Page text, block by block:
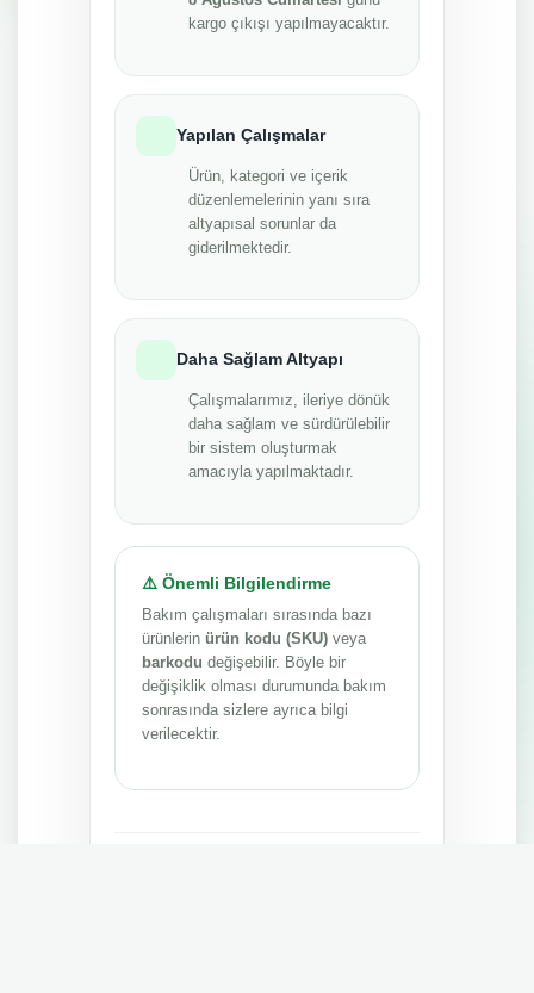
kargo çıkışı yapılmayacaktır.
Yapılan Çalışmalar
Ürün, kategori ve içerik
düzenlemelerinin yanı sıra
altyapısal sorunlar da
giderilmektedir.
Daha Sağlam Altyapı
Çalışmalarımız, ileriye dönük
daha sağlam ve sürdürülebilir
bir sistem oluşturmak
amacıyla yapılmaktadır.
⚠️ Önemli Bilgilendirme
Bakım çalışmaları sırasında bazı
ürünlerin ürün kodu (SKU) veya
barkodu değişebilir. Böyle bir
değişiklik olması durumunda bakım
sonrasında sizlere ayrıca bilgi
verilecektir.